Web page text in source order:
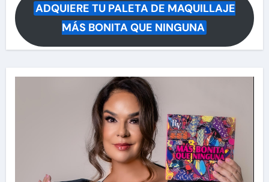
ADQUIERE TU PALETA DE MAQUILLAJE
MÁS BONITA QUE NINGUNA